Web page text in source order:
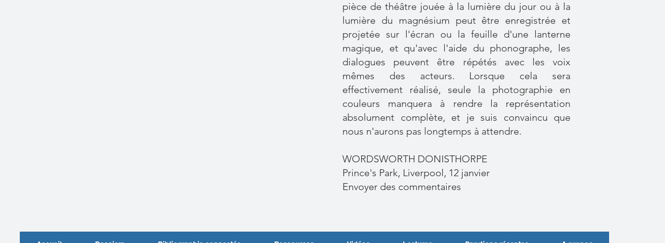
pièce de théâtre jouée à la lumière du jour ou à la
lumière du magnésium peut être enregistrée et
projetée sur l'écran ou la feuille d'une lanterne
magique, et qu'avec l'aide du phonographe, les
dialogues peuvent être répétés avec les voix
mêmes des acteurs. Lorsque cela sera
effectivement réalisé, seule la photographie en
couleurs manquera à rendre la représentation
absolument complète, et je suis convaincu que
nous n'aurons pas longtemps à attendre.
WORDSWORTH DONISTHORPE
Prince's Park, Liverpool, 12 janvier
Envoyer des commentaires